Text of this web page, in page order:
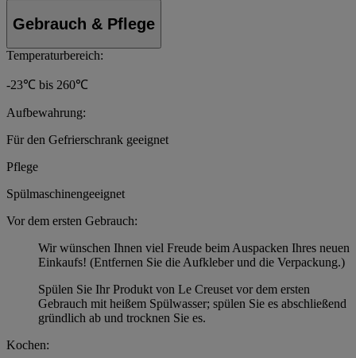
Gebrauch & Pflege
Temperaturbereich:
-23℃ bis 260℃
Aufbewahrung:
Für den Gefrierschrank geeignet
Pflege
Spülmaschinengeeignet
Vor dem ersten Gebrauch:
Wir wünschen Ihnen viel Freude beim Auspacken Ihres neuen
Einkaufs! (Entfernen Sie die Aufkleber und die Verpackung.)
Spülen Sie Ihr Produkt von Le Creuset vor dem ersten
Gebrauch mit heißem Spülwasser; spülen Sie es abschließend
gründlich ab und trocknen Sie es.
Kochen: